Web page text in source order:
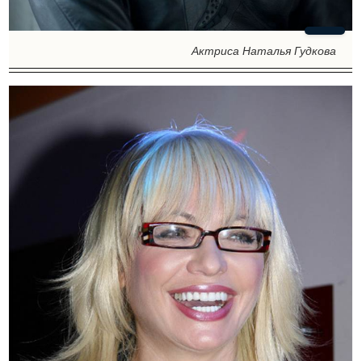
Актриса Наталья Гудкова